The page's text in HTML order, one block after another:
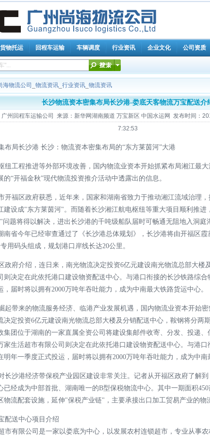
货物托运 回程车运输 车辆调度 行业资讯 企业文化 公司资质
海物流公司 物流资讯 行业资讯 物流资讯
长沙物流资本密集布局长沙港-娄底天客物流万宝配送介
州回程车运输公司 来源：新华网湖南频道 万宝新区 中国水运网 发布时间：
7:32:53
局长沙港 长沙：物流资本密集布局的“东方莱茵河”大港
工程推进等外部环境改善，国内物流业资本开始抓紧布局湘江最
的“开福金秋”现代物流投资推介活动中透露出的信息。
福区政府获悉，近年来，国家和湖南省致力于推动湘江流域治理
建设成"东方莱茵河"。而随着长沙湘江航电枢纽等重大项目顺利推进
题将得以解决，进出长沙港的千吨级船队届时可畅通无阻地入洞庭
南省今年已经审查通过了《长沙港总体规划》，长沙港将由开福区霞
用码头组成，规划港口岸线长达20公里。
府介绍，连日来，南光物流决定投资6亿元建设南光物流总部大楼
则决定在此依托港口建设物资配送中心。与港口衔接的长沙铁路综
，届时将以拥有2000万吨年吞吐能力，成为中南最大铁路货运中心。
带来的物流服务经济、临港产业发展机遇，国内物流业资本开始
决定投资6亿元建设南光物流总部大楼及分销配送中心，鞍钢将分两
集团位于湖南的一家直属全资公司将建设集邮件收寄、分发、投递
家生活超市有限公司则决定在此依托港口建设物资配送中心。与港
明年一季度正式投运，届时将以拥有2000万吨年吞吐能力，成为中南
沙港经济带保税产业园区建设非常关注。记者从开福区政府了解
已经成为中部首批、湖南唯一的B型保税物流中心。其中一期面积
物流配套设施，延伸"保税产业链"，主要承接出口加工贸易产业的物
配送中心项目介绍
有限公司是一家以娄底为中心，以发展农村连锁超市，专业从事